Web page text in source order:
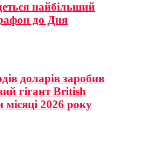
найбільший
до Дня
доларів заробив
гігант British
місяці 2026 року